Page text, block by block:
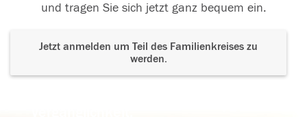
und tragen Sie sich jetzt ganz bequem ein.
Jetzt anmelden um Teil des Familienkreises zu
werden.